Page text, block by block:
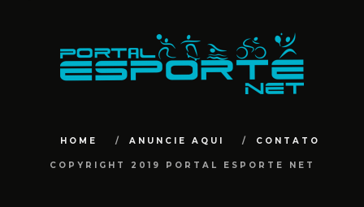
HOME ANUNCIE AQUI CONTATO
COPYRIGHT 2019 PORTAL ESPORTE NET